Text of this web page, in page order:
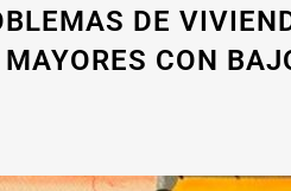
DE
CON